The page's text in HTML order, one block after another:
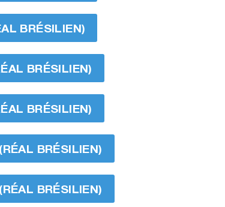
BRÉSILIEN)
BRÉSILIEN)
BRÉSILIEN)
BRÉSILIEN)
BRÉSILIEN)